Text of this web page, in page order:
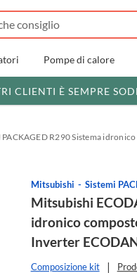
Pompe di calore
CLIENTI È SEMPRE
R290 Sistema
Mitsubishi Sistemi
Mitsubishi
idronico
Inverter
Composizione kit